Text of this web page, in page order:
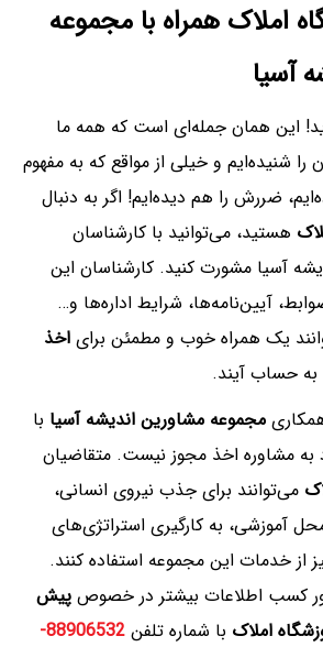
املاک همراه با مجموعه
آسیا
این همان جمله‌ای است که همه ما
را شنیده‌ایم و خیلی از مواقع که به مفهوم
ضررش را هم دیده‌ایم! اگر به دنبال
هستید، می‌توانید با کارشناسان
آسیا مشورت کنید. کارشناسان این
آیین‌نامه‌ها، شرایط اداره‌ها و…
یک همراه خوب و مطمئن برای اخذ
به حساب آیند.
مجموعه مشاورین اندیشه آسیا با
به مشاوره اخذ مجوز نیست. متقاضیان
می‌توانند برای جذب نیروی انسانی،
آموزشی، به کارگیری استراتژی‌های
از خدمات این مجموعه استفاده کنند.
کسب اطلاعات بیشتر در خصوص پیش
املاک با شماره تلفن
88906532-